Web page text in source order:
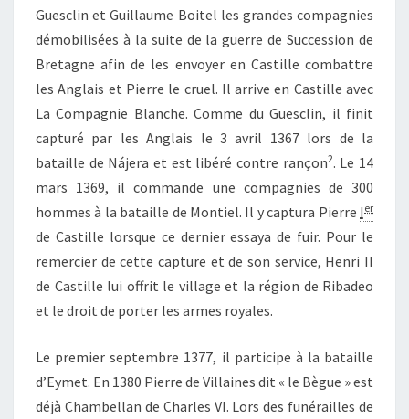
Guesclin et Guillaume Boitel les grandes compagnies
démobilisées à la suite de la guerre de Succession de
Bretagne afin de les envoyer en Castille combattre
les Anglais et Pierre le cruel. Il arrive en Castille avec
La Compagnie Blanche. Comme du Guesclin, il finit
capturé par les Anglais le 3 avril 1367 lors de la
bataille de Nájera et est libéré contre rançon2. Le 14
mars 1369, il commande une compagnies de 300
hommes à la bataille de Montiel. Il y captura Pierre I er
de Castille lorsque ce dernier essaya de fuir. Pour le
remercier de cette capture et de son service, Henri II
de Castille lui offrit le village et la région de Ribadeo
et le droit de porter les armes royales.
Le premier septembre 1377, il participe à la bataille
d’Eymet. En 1380 Pierre de Villaines dit « le Bègue » est
déjà Chambellan de Charles VI. Lors des funérailles de